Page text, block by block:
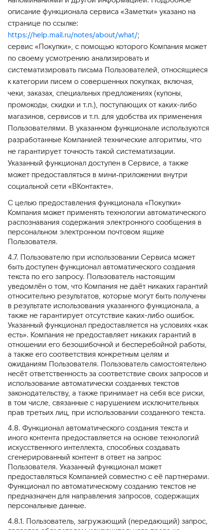
описание функционала сервиса «Заметки» указано на
странице по ссылке:
https://help.mail.ru/notes/about/what/;
сервис «Покупки», с помощью которого Компания может
по своему усмотрению анализировать и
систематизировать письма Пользователей, относящиеся
к категории писем о совершенных покупках, включая,
чеки, заказах, специальных предложениях (купоны,
промокоды, скидки и т.п.), поступающих от каких-либо
магазинов, сервисов и т.п. для удобства их применения
Пользователями. В указанном функционале используются
разработанные Компанией технические алгоритмы, что
не гарантирует точность такой систематизации.
Указанный функционал доступен в Сервисе, а также
может предоставляться в мини‑приложении внутри
социальной сети «ВКонтакте».
С целью предоставления функционала «Покупки»
Компания может применять технологии автоматического
распознавания содержания электронного сообщения в
персональном электронном почтовом ящике
Пользователя.
4.7. Пользователю при использовании Сервиса может
быть доступен функционал автоматического создания
текста по его запросу. Пользователь настоящим
уведомлён о том, что Компания не даёт никаких гарантий
относительно результатов, которые могут быть получены
в результате использования указанного функционала, а
также не гарантирует отсутствие каких-либо ошибок.
Указанный функционал предоставляется на условиях «как
есть». Компания не предоставляет никаких гарантий в
отношении его безошибочной и бесперебойной работы,
а также его соответствия конкретным целям и
ожиданиям Пользователя. Пользователь самостоятельно
несёт ответственность за соответствие своих запросов и
использование автоматически созданных текстов
законодательству, а также принимает на себя все риски,
в том числе, связанные с нарушением исключительных
прав третьих лиц, при использовании созданного текста.
4.8. Функционал автоматического создания текста и
иного контента предоставляется на основе технологий
искусственного интеллекта, способных создавать
сгенерированный контент в ответ на запрос
Пользователя. Указанный функционал может
предоставляться Компанией совместно с её партнерами.
Функционал по автоматическому созданию текстов не
предназначен для направления запросов, содержащих
персональные данные.
4.8.1. Пользователь, загружающий (передающий) запрос,